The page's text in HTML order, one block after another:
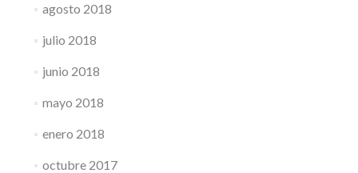
agosto 2018
julio 2018
junio 2018
mayo 2018
enero 2018
octubre 2017